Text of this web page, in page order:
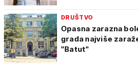
DRUŠTVO
Opasna zarazna
grada najviše
"Batut"